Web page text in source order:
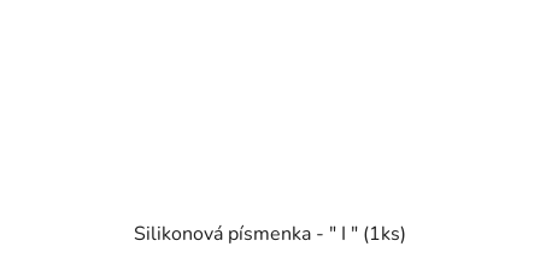
Silikonová písmenka - " I " (1ks)